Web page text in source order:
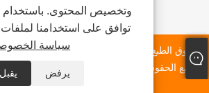
وتخصيص المحتوى. باستخدام
توافق على استخدامنا لملفات
سياسة
يرفض يقبل
جميع الحقوق محفوظة.